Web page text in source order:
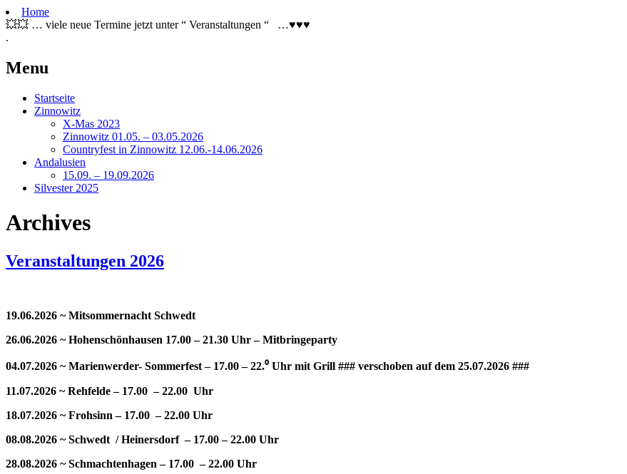
Home
💥💥 … viele neue Termine jetzt unter “ Veranstaltungen “ …♥♥♥
.
Menu
Skip
Startseite
Zinnowitz
X-Mas 2023
Zinnowitz 01.05. – 03.05.2026
Countryfest in Zinnowitz 12.06.-14.06.2026
Andalusien
15.09. – 19.09.2026
Silvester 2025
Archives
Veranstaltungen 2026
19.06.2026 ~ Mitsommernacht Schwedt
26.06.2026 ~ Hohenschönhausen 17.00 – 21.30 Uhr – Mitbringeparty
04.07.2026 ~ Marienwerder- Sommerfest – 17.00 – 22.⁰ Uhr mit Grill ### verschoben auf dem 25.07.2026 ###
11.07.2026 ~ Rehfelde – 17.00 – 22.00 Uhr
18.07.2026 ~ Frohsinn – 17.00 – 22.00 Uhr
08.08.2026 ~ Schwedt / Heinersdorf – 17.00 – 22.00 Uhr
28.08.2026 ~ Schmachtenhagen – 17.00 – 22.00 Uhr